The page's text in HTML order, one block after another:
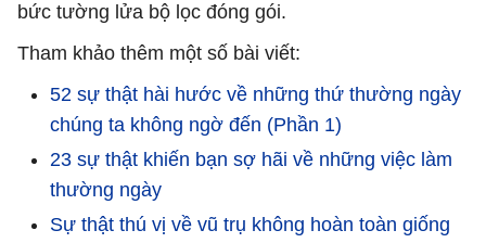
bức tường lửa bộ lọc đóng gói.
Tham khảo thêm một số bài viết:
52 sự thật hài hước về những thứ thường ngày
chúng ta không ngờ đến (Phần 1)
23 sự thật khiến bạn sợ hãi về những việc làm
thường ngày
Sự thật thú vị về vũ trụ không hoàn toàn giống